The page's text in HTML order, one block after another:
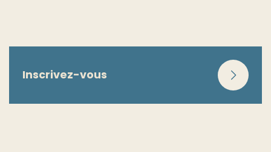
Inscrivez-vous